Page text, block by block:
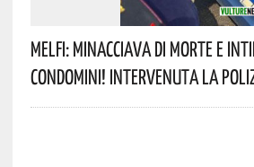
Melfi: Minacciava Di Morte E
Condomini! Intervenuta La